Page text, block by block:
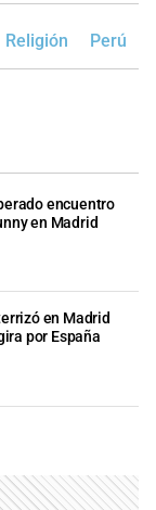
Religión Perú
encuentro
en Madrid
en Madrid
por España